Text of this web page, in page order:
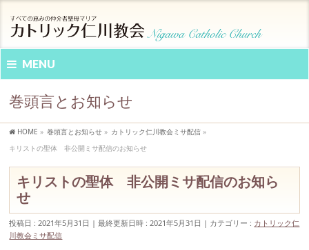
MENU
巻頭言とお知らせ
HOME » 巻頭言とお知らせ » カトリック仁川教会ミサ配信 »
キリストの聖体 非公開ミサ配信のお知らせ
キリストの聖体 非公開ミサ配信のお知ら
せ
投稿日 : 2021年5月31日 最終更新日時 : 2021年5月31日 カテゴリー : カトリック仁
川教会ミサ配信